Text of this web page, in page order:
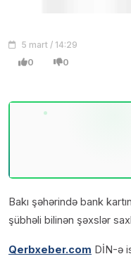
5 mart / 14:29
0 0
Bakı şəhərində bank
şübhəli bilinən şəxslər
Qerbxeber.com DİN-ə